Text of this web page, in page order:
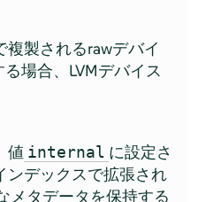
複製されるrawデバイ
場合、LVMデバイス
値 internal に設定さ
ンデックスで拡張され
メタデータを保持する